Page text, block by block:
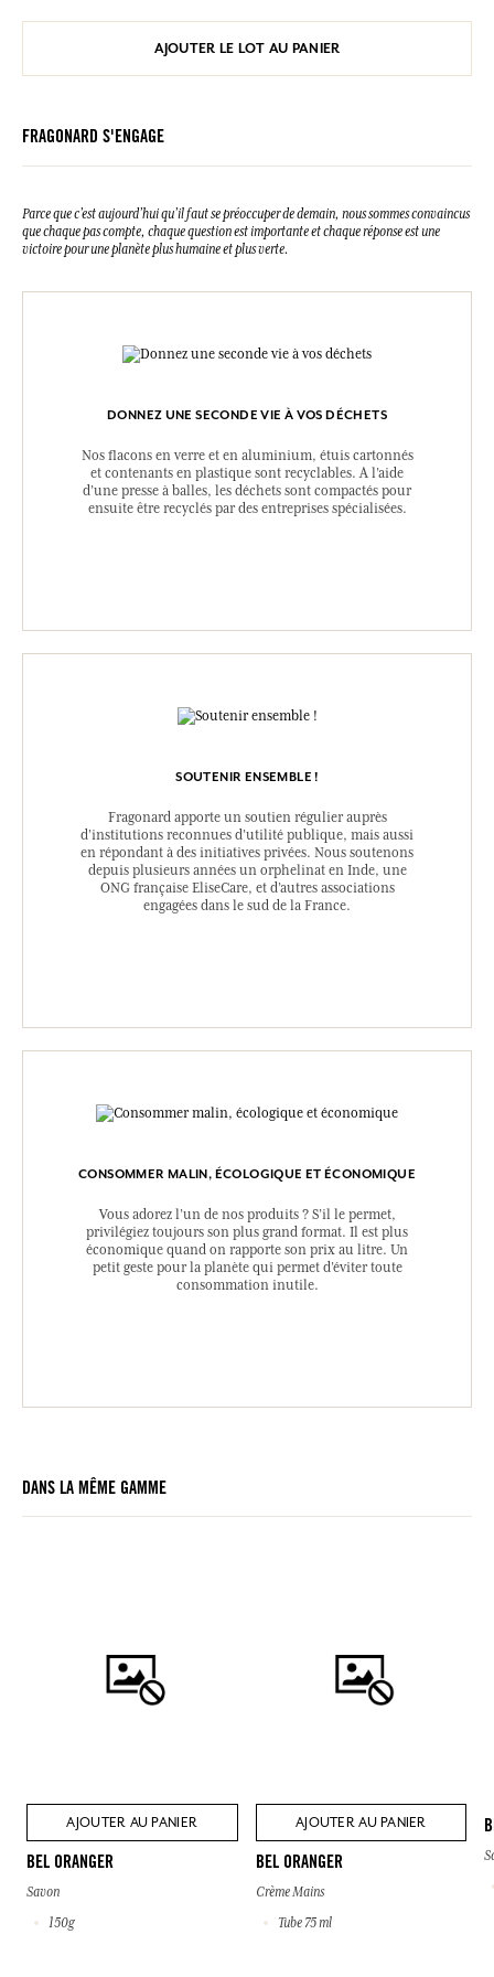
AJOUTER LE LOT AU PANIER
FRAGONARD S'ENGAGE
Parce que c’est aujourd’hui qu’il faut se préoccuper de demain, nous sommes convaincus
que chaque pas compte, chaque question est importante et chaque réponse est une
victoire pour une planète plus humaine et plus verte.
DONNEZ UNE SECONDE VIE À VOS DÉCHETS
Nos flacons en verre et en aluminium, étuis cartonnés
et contenants en plastique sont recyclables. A l’aide
d’une presse à balles, les déchets sont compactés pour
ensuite être recyclés par des entreprises spécialisées.
SOUTENIR ENSEMBLE !
Fragonard apporte un soutien régulier auprès
d’institutions reconnues d’utilité publique, mais aussi
en répondant à des initiatives privées. Nous soutenons
depuis plusieurs années un orphelinat en Inde, une
ONG française EliseCare, et d’autres associations
engagées dans le sud de la France.
CONSOMMER MALIN, ÉCOLOGIQUE ET ÉCONOMIQUE
Vous adorez l’un de nos produits ? S’il le permet,
privilégiez toujours son plus grand format. Il est plus
économique quand on rapporte son prix au litre. Un
petit geste pour la planète qui permet d’éviter toute
consommation inutile.
DANS LA MÊME GAMME
AJOUTER AU PANIER
BEL ORANGER
Savon
150g
AJOUTER AU PANIER
BEL ORANGER
Crème Mains
Tube 75 ml